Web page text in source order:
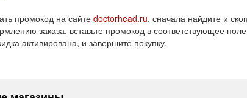
промокод на сайте doctorhead.ru, сначала найдите и
заказа, вставьте промокод в соответствующее
активирована, и завершите покупку.